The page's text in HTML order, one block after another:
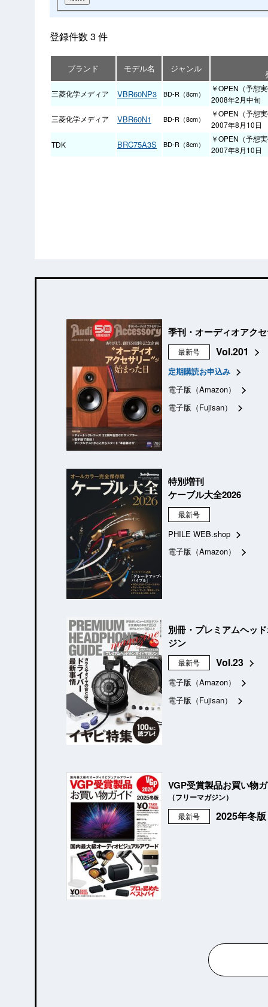
登録件数 3 件
ブランド モデル名 ジャンル
三菱化学メディア VBR60NP3 BD-R（8cm）
￥OPEN（予想
2008年2月中旬
三菱化学メディア
VBR60N1 BD-R（8cm）
￥OPEN（予想
2007年8月10日
TDK
BRC75A3S BD-R（8cm）
￥OPEN（予想
2007年8月10日
季刊・オーディオアク
最新号 Vol.201
定期購読お申込み
電子版（Amazon）
電子版（Fujisan）
特別増刊
ケーブル大全2026
最新号
PHILE WEB.shop
電子版（Amazon）
別冊・プレミアムヘッ
ジン
最新号 Vol.23
電子版（Amazon）
電子版（Fujisan）
VGP受賞製品お買い物
（フリーマガジン）
最新号 2025年冬